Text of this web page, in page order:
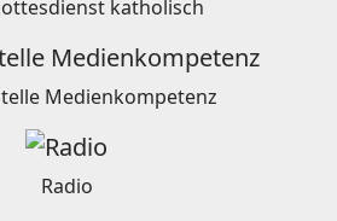
katholisch
Medienkompetenz
Radio